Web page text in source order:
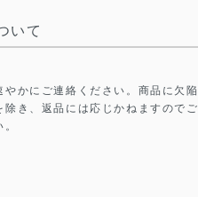
いて
やかにご連絡ください。商品に欠陥
除き、返品には応じかねますのでご
。